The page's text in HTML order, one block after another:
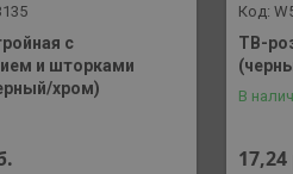
с
и шторками
хром)
ТВ-
В
17,24